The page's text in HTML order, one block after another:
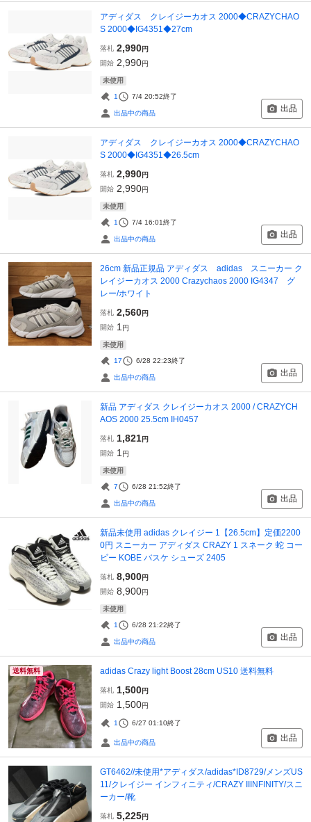
アディダス クレイジーカオス 2000◆CRAZYCHAO
S 2000◆IG4351◆27cm
落札 2,990円
開始 2,990円
未使用
1 7/4 20:52終了
出品中の商品 出品
アディダス クレイジーカオス 2000◆CRAZYCHAO
S 2000◆IG4351◆26.5cm
落札 2,990円
開始 2,990円
未使用
1 7/4 16:01終了
出品中の商品 出品
26cm 新品正規品 アディダス adidas スニーカー ク
レイジーカオス 2000 Crazychaos 2000 IG4347 グ
レー/ホワイト
落札 2,560円
開始 1 円
未使用
17 6/28 22:23終了
出品中の商品 出品
新品 アディダス クレイジーカオス 2000 / CRAZYCH
AOS 2000 25.5cm IH0457
落札 1,821円
開始 1 円
未使用
7 6/28 21:52終了
出品中の商品 出品
新品未使用 adidas クレイジー 1【26.5cm】定価2200
0円 スニーカー アディダス CRAZY 1 スネーク 蛇 コー
ビー KOBE バスケ シューズ 2405
落札 8,900円
開始 8,900円
未使用
1 6/28 21:22終了
出品中の商品 出品
送料無料 adidas Crazy light Boost 28cm US10 送料無料
落札 1,500円
開始 1,500円
1 6/27 01:10終了
出品中の商品 出品
GT6462//未使用*アディダス/adidas*ID8729/メンズUS
11/クレイジー インフィニティ/CRAZY IIINFINITY/スニ
ーカー/靴
落札 5,225円